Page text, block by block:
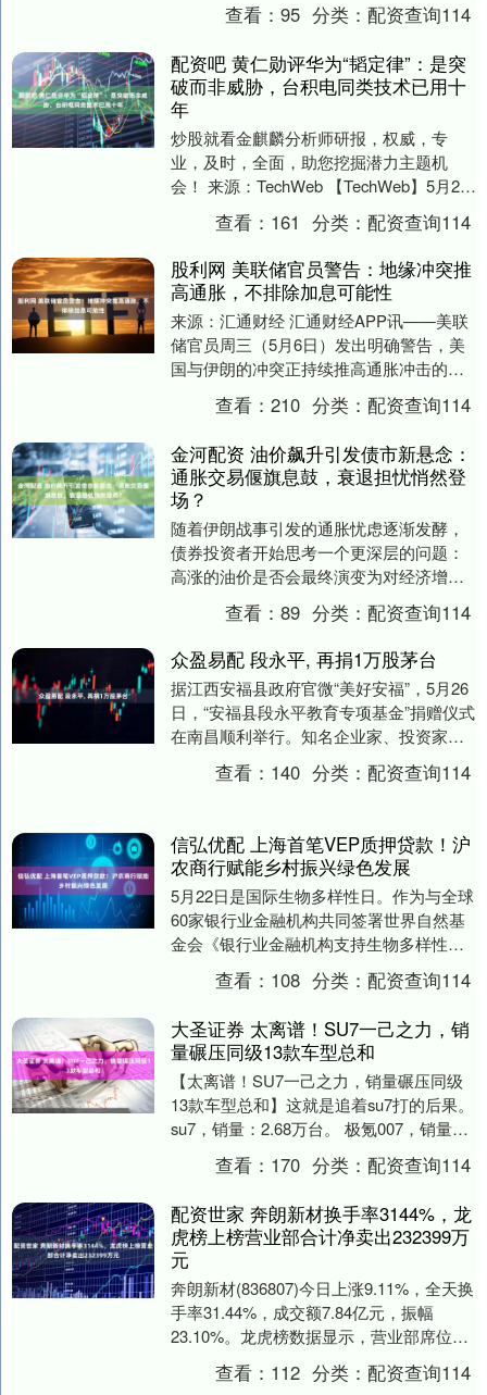
查看：95 分类：配资查询114
配资吧 黄仁勋评华为“韬定律”：是突
破而非威胁，台积电同类技术已用十
年
炒股就看金麒麟分析师研报，权威，专
业，及时，全面，助您挖掘潜力主题机
会！ 来源：TechWeb 【TechWeb】5月28
日，英伟达CEO黄仁勋在台北“万亿美元....
查看： 161 分类：配资查询114
股利网 美联储官员警告：地缘冲突推
高通胀，不排除加息可能性
来源：汇通财经 汇通财经APP讯——美联
储官员周三（5月6日）发出明确警告，美
国与伊朗的冲突正持续推高通胀冲击的风
险。油价长期维持高位、全球供应链扰动
加剧以及工....
查看：210 分类：配资查询114
金河配资 油价飙升引发债市新悬念：
通胀交易偃旗息鼓，衰退担忧悄然登
场？
随着伊朗战事引发的通胀忧虑逐渐发酵，
债券投资者开始思考一个更深层的问题：
高涨的油价是否会最终演变为对经济增长
的威胁？ 当前，原油价格已攀升至2022年
俄乌冲突—....
查看：89 分类：配资查询114
众盈易配 段永平, 再捐1万股茅台
据江西安福县政府官微“美好安福”，5月26
日，“安福县段永平教育专项基金”捐赠仪式
在南昌顺利举行。知名企业家、投资家段
永平向安福县慈善会无偿捐赠所持贵州茅
台酒股....查看： 140 分类：配资查询114
信弘优配 上海首笔VEP质押贷款！沪
农商行赋能乡村振兴绿色发展
5月22日是国际生物多样性日。作为与全球
60家银行业金融机构共同签署世界自然基
金会《银行业金融机构支持生物多样性保
护共同宣示》的中资银行之一，上海农商
银行贯彻落....
查看： 108 分类：配资查询114
大圣证券 太离谱！SU7一己之力，销
量碾压同级13款车型总和
【太离谱！SU7一己之力，销量碾压同级
13款车型总和】这就是追着su7打的后果。
su7，销量：2.68万台。 极氪007，销量：
0.41万台。 小鹏P7+，销....
查看： 170 分类：配资查询114
配资世家 奔朗新材换手率3144%，龙
虎榜上榜营业部合计净卖出232399万
元
奔朗新材(836807)今日上涨9.11%，全天换
手率31.44%，成交额7.84亿元，振幅
23.10%。龙虎榜数据显示，营业部席位合
计净卖出2323.99万元....
查看： 112 分类：配资查询114